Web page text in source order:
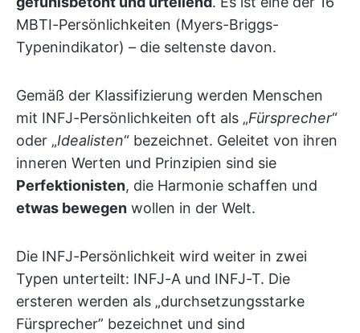
MBTI-Persönlichkeiten (Myers-Briggs-
Typenindikator) – die seltenste davon.
Gemäß der Klassifizierung werden Menschen
mit INFJ-Persönlichkeiten oft als „Fürsprecher“
oder „Idealisten“ bezeichnet. Geleitet von ihren
inneren Werten und Prinzipien sind sie
Perfektionisten, die Harmonie schaffen und
etwas bewegen wollen in der Welt.
Die INFJ-Persönlichkeit wird weiter in zwei
Typen unterteilt: INFJ-A und INFJ-T. Die
ersteren werden als „durchsetzungsstarke
Fürsprecher” bezeichnet und sind